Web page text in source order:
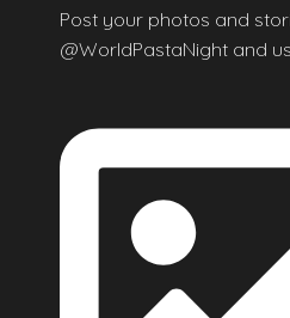
Post your photos and
@WorldPastaNight and